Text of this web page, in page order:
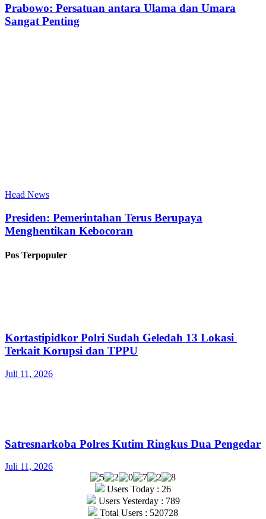
Prabowo: Persatuan antara Ulama dan Umara
Sangat Penting
Head News
Presiden: Pemerintahan Terus Berupaya
Menghentikan Kebocoran
Pos Terpopuler
Kortastipidkor Polri Sudah Geledah 13 Lokasi
Terkait Korupsi dan TPPU
Juli 11, 2026
Satresnarkoba Polres Kutim Ringkus Dua Pengedar
Juli 11, 2026
Users Today : 26
Users Yesterday : 789
Total Users : 520728